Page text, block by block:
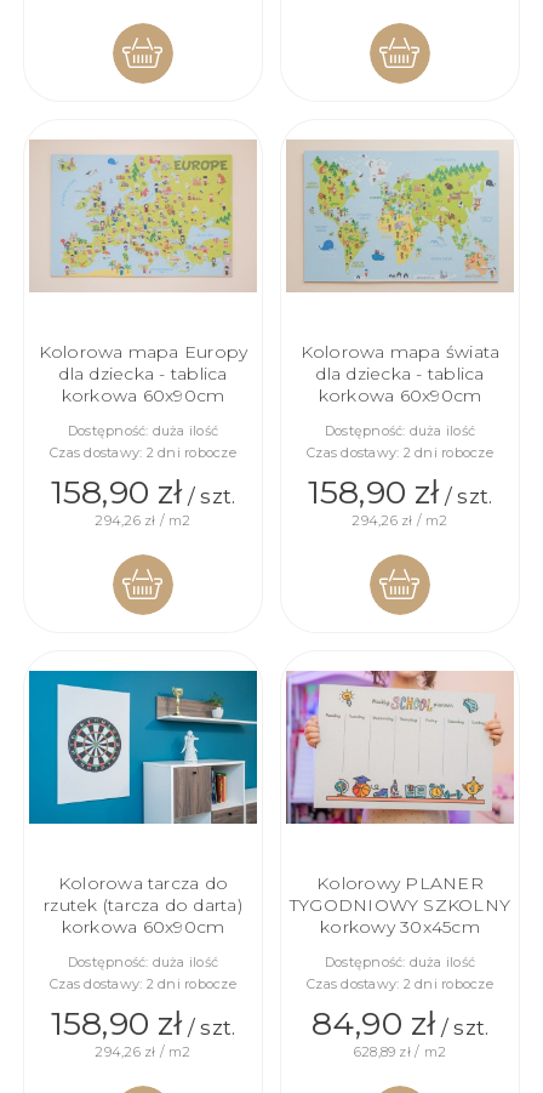
KOSZYKA KOSZYKA
Kolorowa mapa Europy
dla dziecka - tablica
korkowa 60x90cm
Dostępność: duża ilość
Czas dostawy: 2 dni robocze
158,90 zł/ szt.
294,26 zł / m2
KOSZYKA
Kolorowa mapa świata
dla dziecka - tablica
korkowa 60x90cm
Dostępność: duża ilość
Czas dostawy: 2 dni robocze
158,90 zł/ szt.
294,26 zł / m2
KOSZYKA
Kolorowa tarcza do
rzutek (tarcza do darta)
korkowa 60x90cm
Dostępność: duża ilość
Czas dostawy: 2 dni robocze
158,90 zł/ szt.
294,26 zł / m2
Kolorowy PLANER
TYGODNIOWY SZKOLNY
korkowy 30x45cm
Dostępność: duża ilość
Czas dostawy: 2 dni robocze
84,90 zł/ szt.
628,89 zł / m2